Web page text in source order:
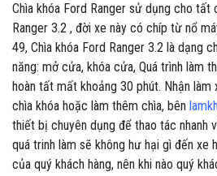
Chìa khóa Ford Ranger sử dụng cho tất
Ranger 3.2 , đời xe này có chíp từ nổ
49, Chìa khóa Ford Ranger 3.2 là dạng
năng: mở cửa, khóa cửa, Quá trình làm
hoàn tất mất khoảng 30 phút. Nhận
chìa khóa hoặc làm thêm chìa, bên
thiết bị chuyên dụng để thao tác nhanh
quá trinh làm sẽ không hư hại gì đến xe
của quý khách hàng, nên khi nào quý